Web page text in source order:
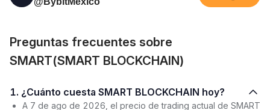
Preguntas frecuentes sobre
SMART(SMART BLOCKCHAIN)
1. ¿Cuánto cuesta SMART BLOCKCHAIN hoy?
A 7 de ago de 2026, el precio de trading actual de SMART